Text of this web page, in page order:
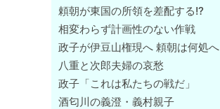
頼朝が東国の所領を差配する!?
相変わらず計画性のない作戦
政子が伊豆山権現へ 頼朝は何処へ
八重と次郎夫婦の哀愁
政子「これは私たちの戦だ」
酒匂川の義澄・義村親子